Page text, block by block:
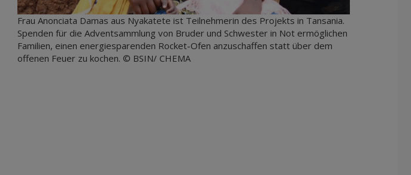
Frau Anonciata Damas aus Nyakatete ist Teilnehmerin des Projekts in Tansania.
Spenden für die Adventsammlung von Bruder und Schwester in Not ermöglichen
Familien, einen energiesparenden Rocket-Ofen anzuschaffen statt über dem
offenen Feuer zu kochen. © BSIN/ CHEMA